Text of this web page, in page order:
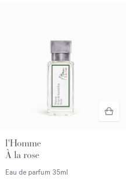
l'Homme
À la rose
Eau de parfum 35ml